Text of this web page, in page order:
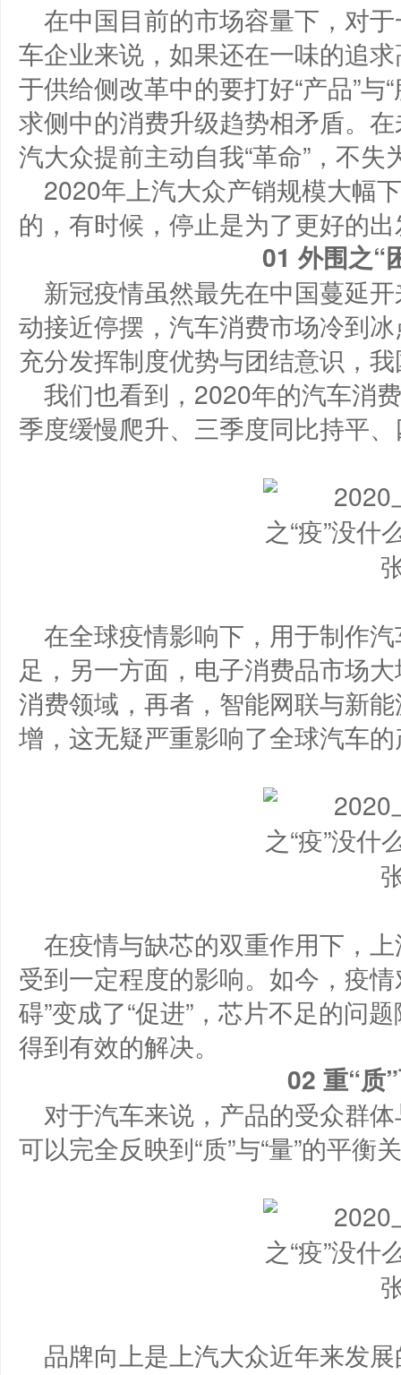
在中国目前的市场容量下，对
车企业来说，如果还在一味的追
于供给侧改革中的要打好“产品”与
求侧中的消费升级趋势相矛盾。
汽大众提前主动自我“革命”，不失
2020年上汽大众产销规模大幅
的，有时候，停止是为了更好的
01 外围之“
新冠疫情虽然最先在中国蔓延
动接近停摆，汽车消费市场冷到
充分发挥制度优势与团结意识，
我们也看到，2020年的汽车消
季度缓慢爬升、三季度同比持平
在全球疫情影响下，用于制作
足，另一方面，电子消费品市场
消费领域，再者，智能网联与新
增，这无疑严重影响了全球汽车
在疫情与缺芯的双重作用下，
受到一定程度的影响。如今，疫
碍”变成了“促进”，芯片不足的问
得到有效的解决。
02 重“质”
对于汽车来说，产品的受众群
可以完全反映到“质”与“量”的平衡
品牌向上是上汽大众近年来发